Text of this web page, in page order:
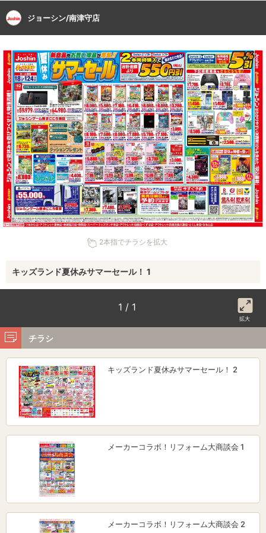
ジョーシン/南津守店
2本指でチラシを拡大
キッズランド夏休みサマーセール！ 1
1 / 1
拡大
チラシ
キッズランド夏休みサマーセール！ 2
メーカーコラボ！リフォーム大商談会 1
メーカーコラボ！リフォーム大商談会 2